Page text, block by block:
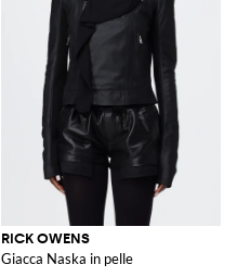
RICK OWENS
Giacca Naska in pelle